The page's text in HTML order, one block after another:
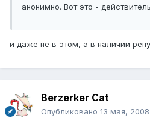
анонимно. Вот это -
и даже не в этом, а в наличии
Berzerker Cat
Опубликовано 13 мая, 2008